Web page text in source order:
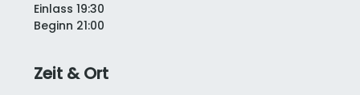
Einlass 19:30
Beginn 21:00
Zeit & Ort